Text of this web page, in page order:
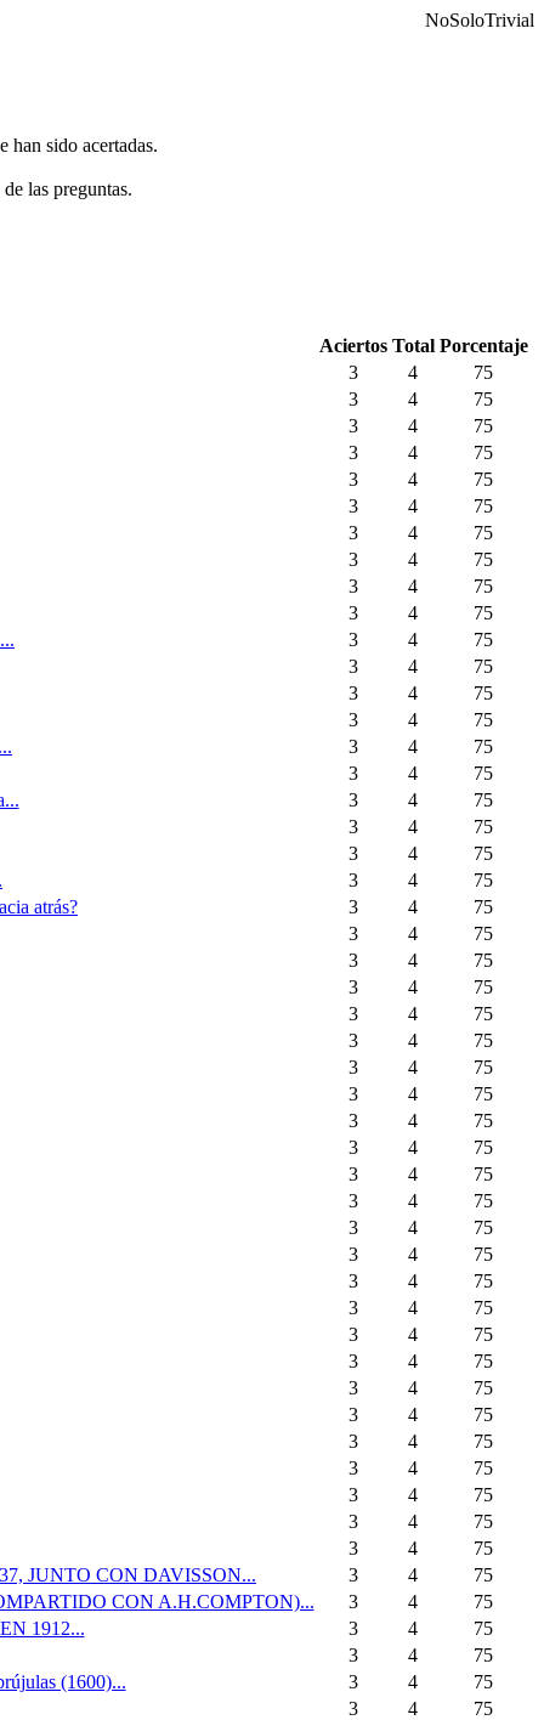
NoSoloTrivial
han sido acertadas.
las preguntas.
Aciertos Total Porcentaje
3
4
75
3
4
75
3
4
75
3
4
75
3
4
75
3
4
75
3
4
75
3
4
75
3
4
75
3
4
75
3 4
75
3
4
75
3
4
75
3
4
75
3 4
75
3
4
75
3 4
75
3
4
75
3
4
75
3 4
75
atrás?
3 4
75
3
4
75
3
4
75
3
4
75
3
4
75
3
4
75
3
4
75
3
4
75
3
4
75
3
4
75
3
4
75
3
4
75
3
4
75
3
4
75
3
4
75
3
4
75
3
4
75
3
4
75
3
4
75
3
4
75
3
4
75
3
4
75
3
4
75
3
4
75
3
4
75
JUNTO CON DAVISSON...
3 4
75
CON A.H.COMPTON)...
3 4
75
1912...
3 4
75
3
4
75
(1600)...
3 4
75
3
4
75